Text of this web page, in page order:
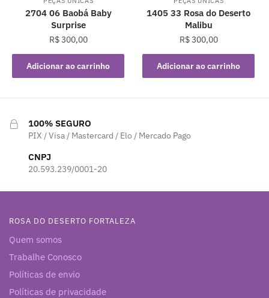
2704 06 Baobá Baby
Surprise
R$300,00
Adicionar ao carrinho
1405 33 Rosa do Deserto
Malibu
R$300,00
Adicionar ao carrinho
100% SEGURO
PIX / Visa / Mastercard / Elo / Mercado Pago
CNPJ
20.593.239/0001-20
ROSA DO DESERTO FORTALEZA
Quem somos
Trabalhe Conosco
Políticas de envio
Políticas de privacidade